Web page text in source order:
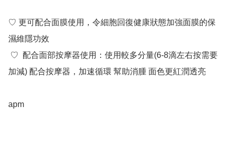
♡ 更可配合面膜使用，令細胞回復健康狀態加強面膜的保
濕維隱功效
加減) 配合按摩器，加速循環 幫助消腫 面色更紅潤透亮
apm